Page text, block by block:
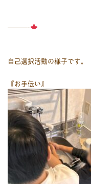
———-
自己選択活動の様子です。
『お手伝い』